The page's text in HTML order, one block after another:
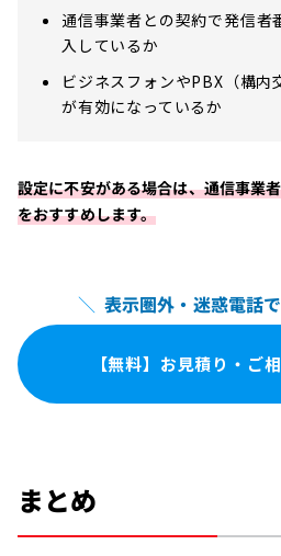
通信事業者との契約で発信者
入しているか
ビジネスフォンやPBX（構内
が有効になっているか
設定に不安がある場合は、通信事業
をおすすめします。
＼ 表示圏外・迷惑電話
【無料】お見積り・ご
まとめ